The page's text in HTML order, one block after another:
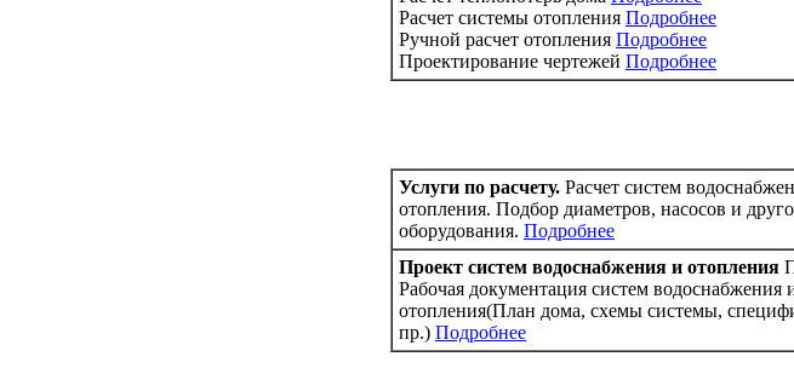
Расчет системы отопления Подробнее
Ручной расчет отопления Подробнее
Проектирование чертежей Подробнее
Услуги по расчету. Расчет систем
отопления. Подбор диаметров, насосов и
оборудования. Подробнее
Проект систем водоснабжения и отопления
Рабочая документация систем водоснабжения
отопления(План дома, схемы системы,
пр.) Подробнее